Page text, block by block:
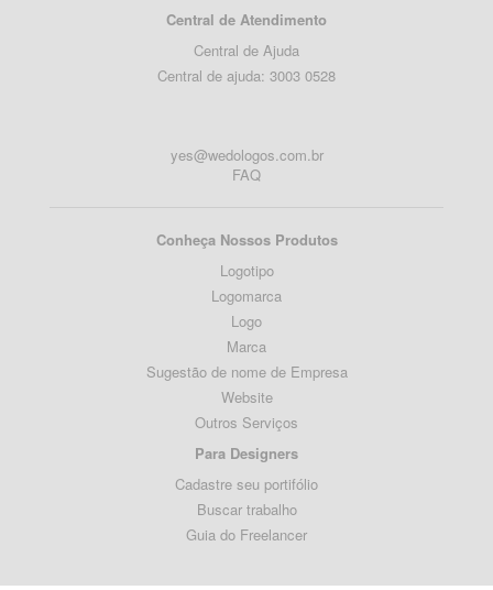
Central de Atendimento
Central de Ajuda
Central de ajuda: 3003 0528
yes@wedologos.com.br
FAQ
Conheça Nossos Produtos
Logotipo
Logomarca
Logo
Marca
Sugestão de nome de Empresa
Website
Outros Serviços
Para Designers
Cadastre seu portifólio
Buscar trabalho
Guia do Freelancer